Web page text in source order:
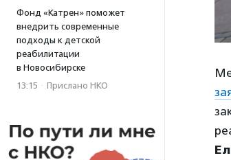
Фонд «Катрен» поможет
внедрить современные
подходы к детской
реабилитации
в Новосибирске
13:15 · Прислано НКО